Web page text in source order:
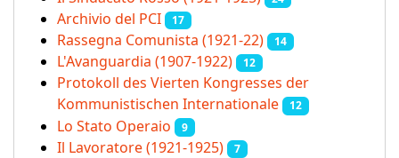
Archivio del PCI 17
Rassegna Comunista (1921‑22) 14
L'Avanguardia (1907-1922) 12
Protokoll des Vierten Kongresses der
Kommunistischen Internationale
12
Lo Stato Operaio 9
Il Lavoratore (1921-1925) 7